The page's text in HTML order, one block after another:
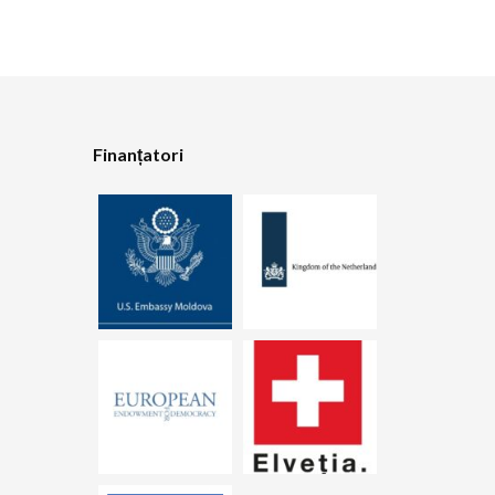
Finanțatori